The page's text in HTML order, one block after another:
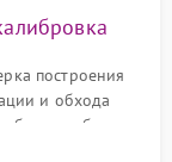
построения
и обхода
турбины.
док-станцию и